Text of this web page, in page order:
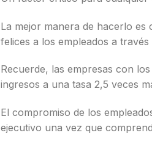
La mejor manera de hacerlo
felices a los empleados a
Recuerde, las empresas con
ingresos a una tasa 2,5 veces
El compromiso de los
ejecutivo una vez que